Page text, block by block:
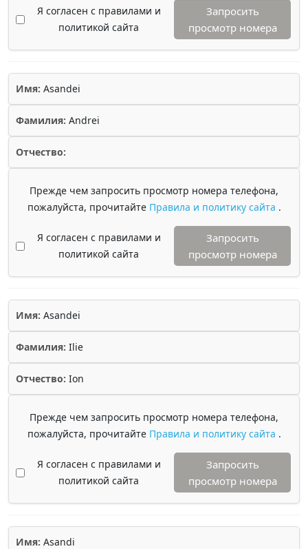
Я согласен с правилами и
политикой сайта
Запросить
просмотр номера
Имя: Asandei
Фамилия: Andrei
Отчество:
Прежде чем запросить просмотр номера телефона,
пожалуйста, прочитайте Правила и политику сайта .
Я согласен с правилами и
политикой сайта
Запросить
просмотр номера
Имя: Asandei
Фамилия: Ilie
Отчество: Ion
Прежде чем запросить просмотр номера телефона,
пожалуйста, прочитайте Правила и политику сайта .
Я согласен с правилами и
политикой сайта
Запросить
просмотр номера
Имя: Asandi